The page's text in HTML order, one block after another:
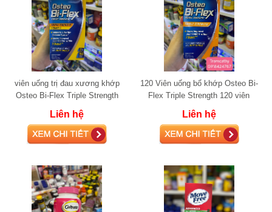
viên uống trị đau xương khớp
Osteo Bi-Flex Triple Strength
Liên hệ
120 Viên uống bổ khớp Osteo Bi-
Flex Triple Strength 120 viên
Liên hệ